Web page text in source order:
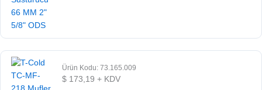
Ürün Kodu: 73.165.009
$ 173,19 + KDV